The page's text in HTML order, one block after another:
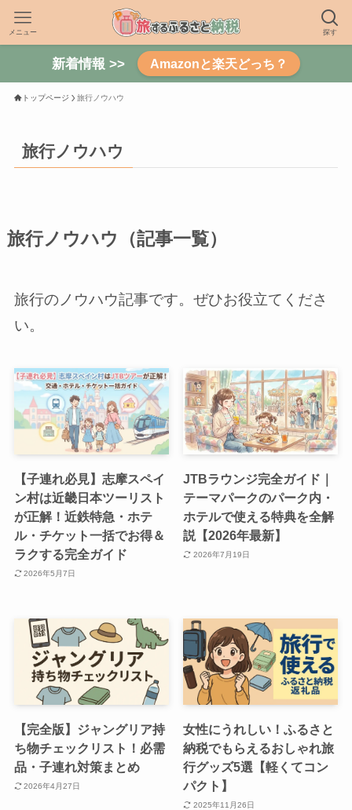
探す
メニュー
新着情報 >> Amazonと楽天どっち？
トップページ 旅行ノウハウ
旅行ノウハウ
旅行ノウハウ（記事一覧）
旅行のノウハウ記事です。ぜひお役立てくださ
い。
【子連れ必見】志摩スペイ
ン村は近畿日本ツーリスト
が正解！近鉄特急・ホテ
ル・チケット一括でお得＆
ラクする完全ガイド
2026年5月7日
JTBラウンジ完全ガイド｜
テーマパークのパーク内・
ホテルで使える特典を全解
説【2026年最新】
2026年7月19日
【完全版】ジャングリア持
ち物チェックリスト！必需
品・子連れ対策まとめ
2026年4月27日
女性にうれしい！ふるさと
納税でもらえるおしゃれ旅
行グッズ5選【軽くてコン
パクト】
2025年11月26日